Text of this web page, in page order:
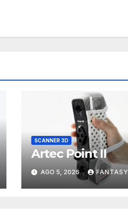
SCANNER 3D
Artec Point II
AGO 5, 2026 FANTASY